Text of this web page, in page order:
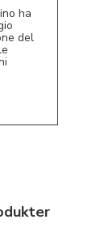
ha
del